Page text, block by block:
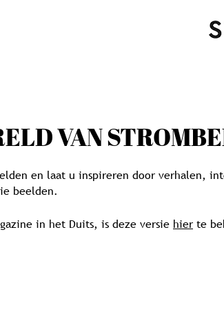
VAN
en laat u inspireren door verhalen,
beelden.
in het Duits, is deze versie hier te